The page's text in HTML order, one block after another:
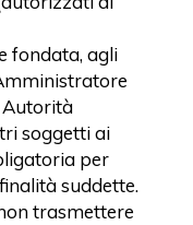
fondata, agli
Autorità
soggetti ai
per
suddette.
trasmettere